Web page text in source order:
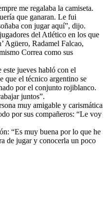
me regalaba la camiseta.
que ganaran. Le fui
con jugar aquí”, dijo.
del Atlético en los que
Agüero, Radamel Falcao,
Correa como sus
jueves habló con el
que el técnico argentino se
por el conjunto rojiblanco.
juntos”.
muy amigable y carismática
por sus compañeros: “Le voy
“Es muy buena por lo que he
de jugar y conocerla un poco